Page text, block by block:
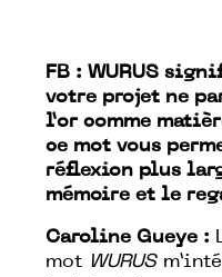
FB : WURUS
votre projet ne
l’or comme
ce mot vous
réflexion plus
mémoire et le
Caroline Gueye :
mot WURUS